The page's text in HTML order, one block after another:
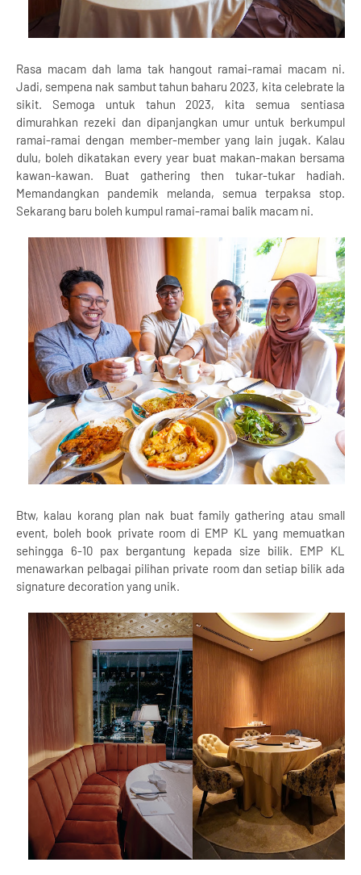
Rasa macam dah lama tak hangout ramai-ramai macam ni.
Jadi, sempena nak sambut tahun baharu 2023, kita celebrate la
sikit. Semoga untuk tahun 2023, kita semua sentiasa
dimurahkan rezeki dan dipanjangkan umur untuk berkumpul
ramai-ramai dengan member-member yang lain jugak. Kalau
dulu, boleh dikatakan every year buat makan-makan bersama
kawan-kawan. Buat gathering then tukar-tukar hadiah.
Memandangkan pandemik melanda, semua terpaksa stop.
Sekarang baru boleh kumpul ramai-ramai balik macam ni.
Btw, kalau korang plan nak buat family gathering atau small
event, boleh book private room di EMP KL yang memuatkan
sehingga 6-10 pax bergantung kepada size bilik. EMP KL
menawarkan pelbagai pilihan private room dan setiap bilik ada
signature decoration yang unik.